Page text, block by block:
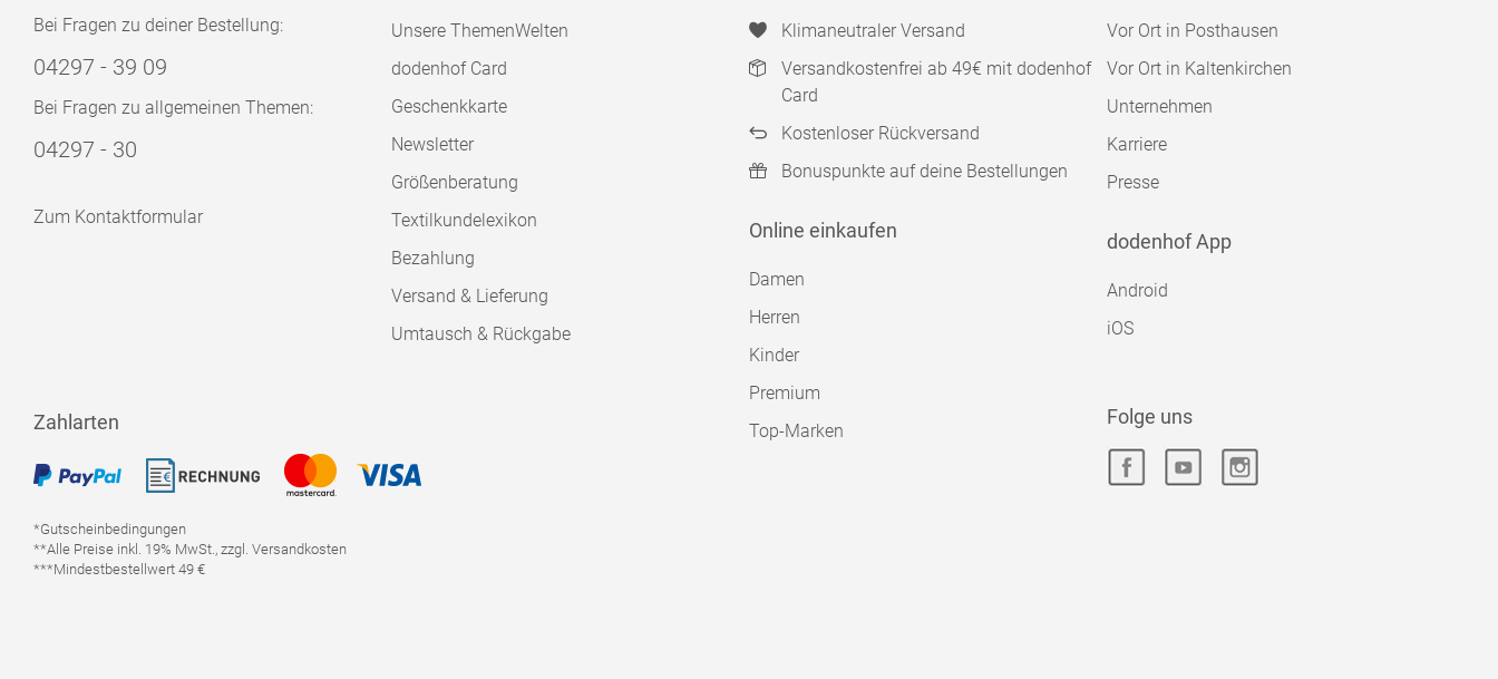
Bei Fragen zu deiner Bestellung:
04297 - 39 09
Bei Fragen zu allgemeinen Themen:
04297 - 30
Zum Kontaktformular
Unsere ThemenWelten
dodenhof Card
Geschenkkarte
Newsletter
Größenberatung
Textilkundelexikon
Bezahlung
Versand & Lieferung
Umtausch & Rückgabe
Klimaneutraler Versand
Versandkostenfrei ab 49€ mit dodenhof
Card
Kostenloser Rückversand
Bonuspunkte auf deine Bestellungen
Online einkaufen
Damen
Herren
Kinder
Premium
Top-Marken
Vor Ort in Posthausen
Vor Ort in Kaltenkirchen
Unternehmen
Karriere
Presse
dodenhof App
Android
iOS
Zahlarten
*Gutscheinbedingungen
**Alle Preise inkl. 19% MwSt., zzgl. Versandkosten
***Mindestbestellwert 49 €
Folge uns